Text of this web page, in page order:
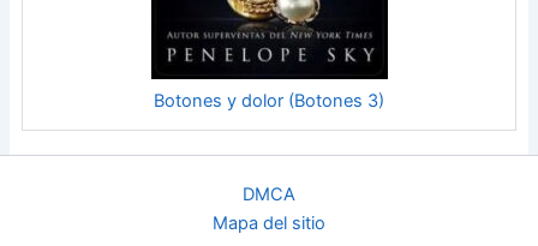
Botones y dolor (Botones 3)
DMCA
Mapa del sitio